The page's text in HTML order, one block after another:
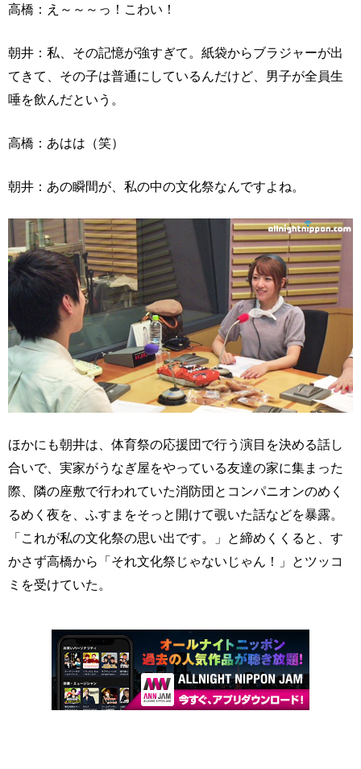
高橋：え～～～っ！こわい！
朝井：私、その記憶が強すぎて。紙袋からブラジャーが出
てきて、その子は普通にしているんだけど、男子が全員生
唾を飲んだという。
高橋：あはは（笑）
朝井：あの瞬間が、私の中の文化祭なんですよね。
ほかにも朝井は、体育祭の応援団で行う演目を決める話し
合いで、実家がうなぎ屋をやっている友達の家に集まった
際、隣の座敷で行われていた消防団とコンパニオンのめく
るめく夜を、ふすまをそっと開けて覗いた話などを暴露。
「これが私の文化祭の思い出です。」と締めくくると、す
かさず高橋から「それ文化祭じゃないじゃん！」とツッコ
ミを受けていた。